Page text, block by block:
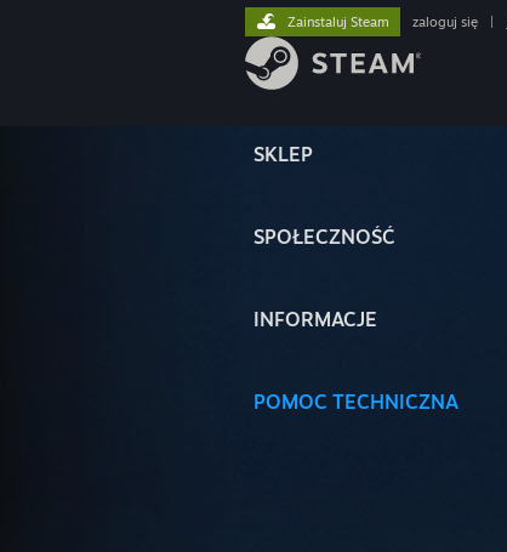
SKLEP
SPOŁECZNOŚĆ
INFORMACJE
POMOC TECHNICZNA
Zainstaluj Steam zaloguj się